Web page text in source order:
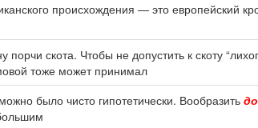
происхождения — это европейский
скота. Чтобы не допустить к скоту
тоже может принимал
было чисто гипотетически. Вообразить